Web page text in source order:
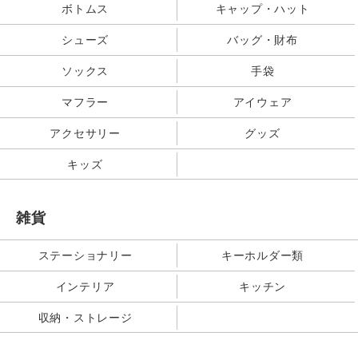
ボトムス キャップ・ハット
シューズ バッグ・財布
ソックス 手袋
マフラー アイウェア
アクセサリー グッズ
キッズ
雑貨
ステーショナリー キーホルダー類
インテリア キッチン
収納・ストレージ